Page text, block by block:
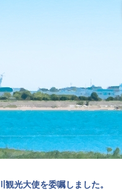
光大使を委嘱しました。